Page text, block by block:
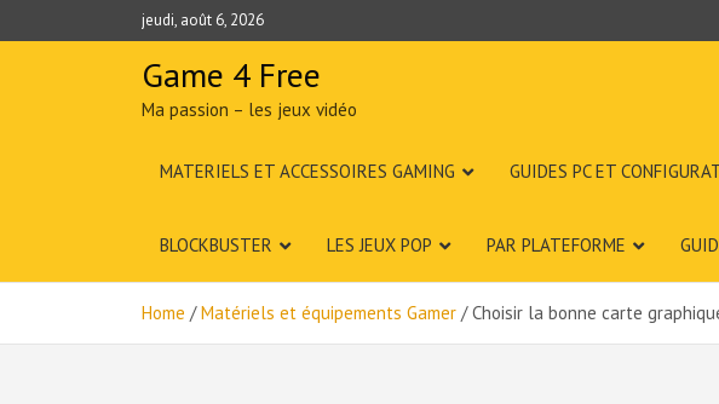
to
jeudi, août 6, 2026
Game 4 Free
Ma passion – les jeux vidéo
MATERIELS ET ACCESSOIRES GAMING GUIDES PC ET
BLOCKBUSTER LES JEUX POP PAR PLATEFORME
Home Matériels et équipements Gamer Choisir la bonne carte